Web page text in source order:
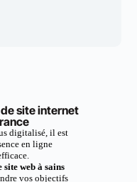
site internet
digitalisé, il est
en ligne
site web à sains
vos objectifs